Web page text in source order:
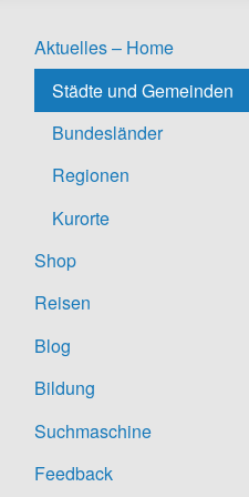
Aktuelles – Home
Städte und Gemeinden
Bundesländer
Regionen
Kurorte
Shop
Reisen
Blog
Bildung
Suchmaschine
Feedback